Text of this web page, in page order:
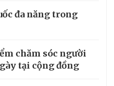
đa năng trong
chăm sóc người
tại cộng đồng